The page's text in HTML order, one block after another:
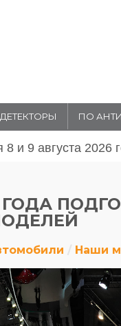
ПО
июля и 1
ГОДА
Наши